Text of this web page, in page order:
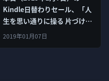
Kindle日替わりセール、「人
生を思い通りに操る 片づけの
心理法則 Kindle版」ほか計3
2019年01月07日